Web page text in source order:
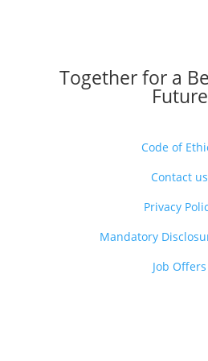
Together for a
Future
Code of
Contact us
Privacy
Mandatory
Job Offers